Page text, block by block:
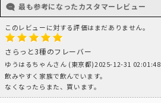
最も参考になったカスタマーレビュー
このレビューに対する評価はまだありません。
さらっと3種のフレーバー
ゆうはるちゃんさん (東京都)2025-12-31 02:01:48
飲みやすく家族で飲んでいます。
なくなったらまた、買います。